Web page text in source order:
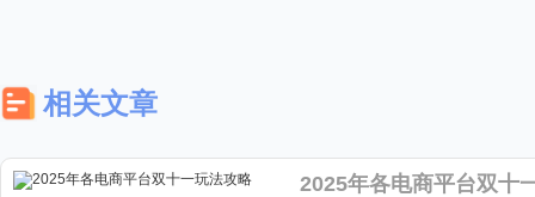
相关文章
2025年各电商平台双十